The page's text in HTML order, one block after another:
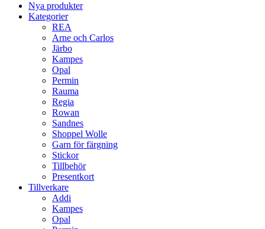
Nya produkter
Kategorier
REA
Arne och Carlos
Järbo
Kampes
Opal
Permin
Rauma
Regia
Rowan
Sandnes
Shoppel Wolle
Garn för färgning
Stickor
Tillbehör
Presentkort
Tillverkare
Addi
Kampes
Opal